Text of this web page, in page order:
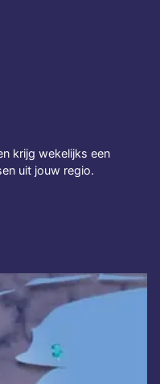
krijg wekelijks een
uit jouw regio.